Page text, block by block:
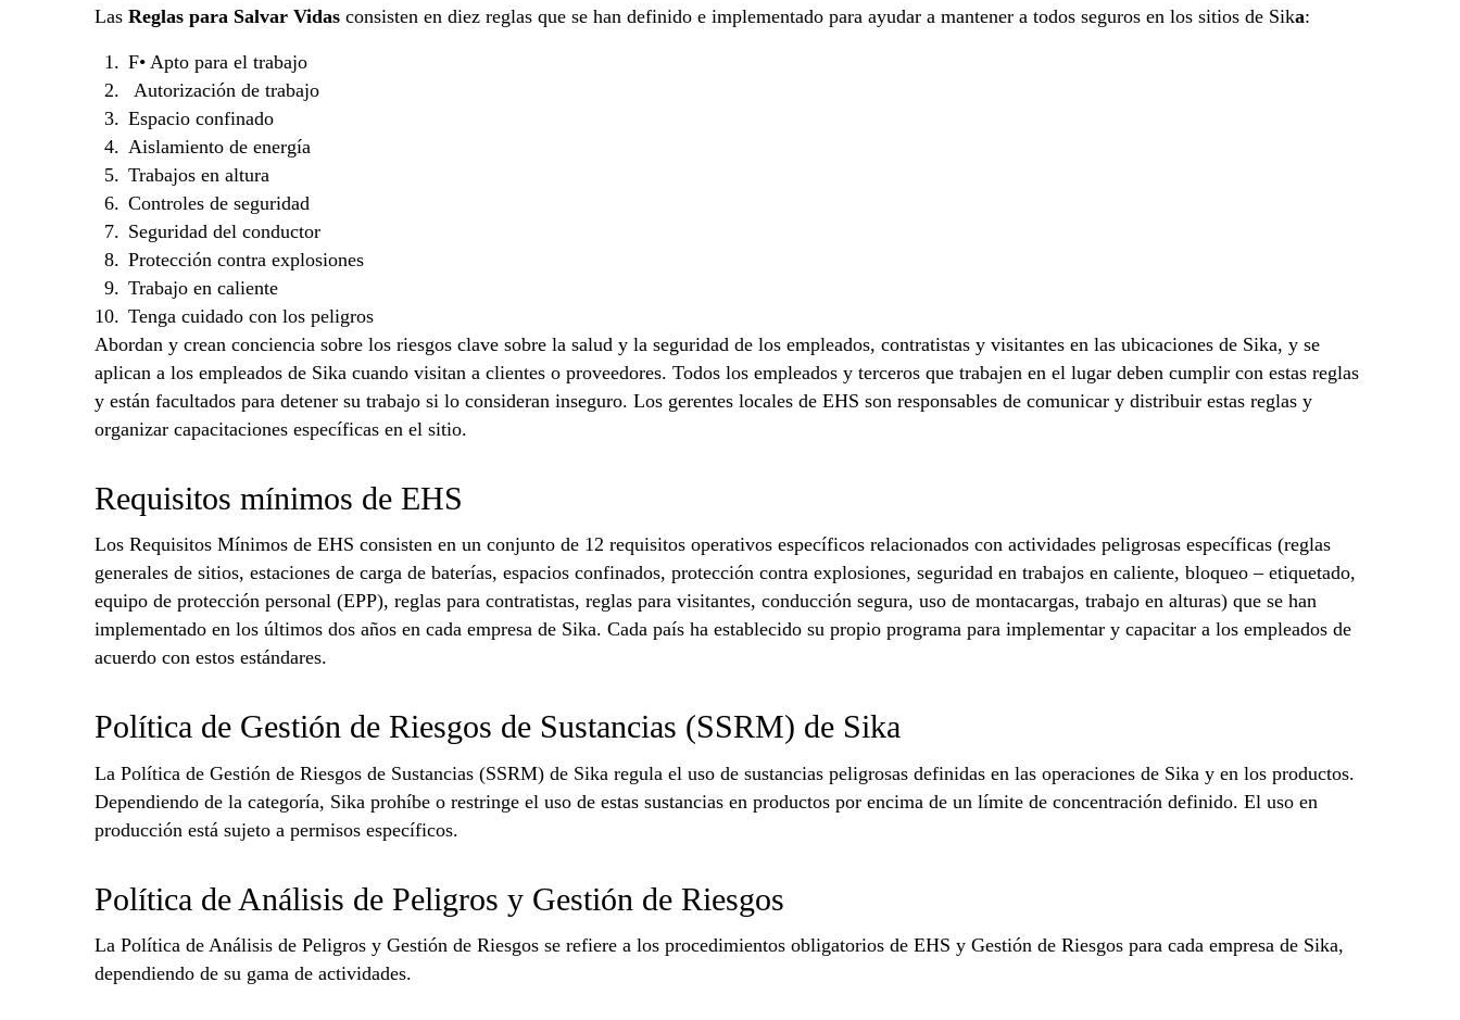
Las Reglas para Salvar Vidas consisten en diez reglas que se han definido e implementado para ayudar a mantener a todos seguros en los sitios de Sika:
F• Apto para el trabajo
Autorización de trabajo
Espacio confinado
Aislamiento de energía
Trabajos en altura
Controles de seguridad
Seguridad del conductor
Protección contra explosiones
Trabajo en caliente
Tenga cuidado con los peligros
Abordan y crean conciencia sobre los riesgos clave sobre la salud y la seguridad de los empleados, contratistas y visitantes en las ubicaciones de Sika, y se
aplican a los empleados de Sika cuando visitan a clientes o proveedores. Todos los empleados y terceros que trabajen en el lugar deben cumplir con estas reglas
y están facultados para detener su trabajo si lo consideran inseguro. Los gerentes locales de EHS son responsables de comunicar y distribuir estas reglas y
organizar capacitaciones específicas en el sitio.
Requisitos mínimos de EHS
Los Requisitos Mínimos de EHS consisten en un conjunto de 12 requisitos operativos específicos relacionados con actividades peligrosas específicas (reglas
generales de sitios, estaciones de carga de baterías, espacios confinados, protección contra explosiones, seguridad en trabajos en caliente, bloqueo – etiquetado,
equipo de protección personal (EPP), reglas para contratistas, reglas para visitantes, conducción segura, uso de montacargas, trabajo en alturas) que se han
implementado en los últimos dos años en cada empresa de Sika. Cada país ha establecido su propio programa para implementar y capacitar a los empleados de
acuerdo con estos estándares.
Política de Gestión de Riesgos de Sustancias (SSRM) de Sika
La Política de Gestión de Riesgos de Sustancias (SSRM) de Sika regula el uso de sustancias peligrosas definidas en las operaciones de Sika y en los productos.
Dependiendo de la categoría, Sika prohíbe o restringe el uso de estas sustancias en productos por encima de un límite de concentración definido. El uso en
producción está sujeto a permisos específicos.
Política de Análisis de Peligros y Gestión de Riesgos
La Política de Análisis de Peligros y Gestión de Riesgos se refiere a los procedimientos obligatorios de EHS y Gestión de Riesgos para cada empresa de Sika,
dependiendo de su gama de actividades.